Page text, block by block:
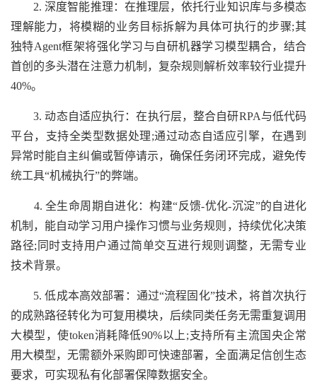
2. 深度智能推理：在推理层，依托行业知识库与多模态
理解能力，将模糊的业务目标拆解为具体可执行的步骤;其
独特Agent框架将强化学习与自研机器学习模型耦合，结合
首创的多头潜在注意力机制，复杂规则解析效率较行业提升
40%。
3. 动态自适应执行：在执行层，整合自研RPA与低代码
平台，支持全类型数据处理;通过动态自适应引擎，在遇到
异常时能自主纠偏或暂停请示，确保任务闭环完成，避免传
统工具“机械执行”的弊端。
4. 全生命周期自进化：构建“反馈-优化-沉淀”的自进化
机制，能自动学习用户操作习惯与业务规则，持续优化决策
路径;同时支持用户通过简单交互进行规则调整，无需专业
技术背景。
5. 低成本高效部署：通过“流程固化”技术，将首次执行
的成熟路径转化为可复用模块，后续同类任务无需重复调用
大模型，使token消耗降低90%以上;支持所有主流国央企常
用大模型，无需额外采购即可快速部署，全面满足信创生态
要求，可实现私有化部署保障数据安全。